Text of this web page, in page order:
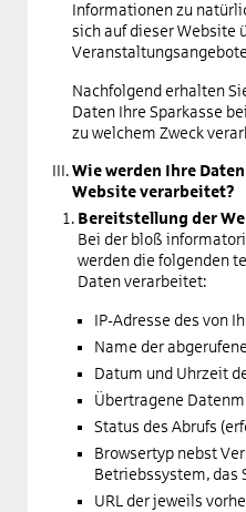
Informationen zu
sich auf dieser Website
Nachfolgend erhalten
Daten Ihre Sparkasse
zu welchem Zweck
Wie werden Ihre
Website verarbeitet?
Bereitstellung der
Bei der bloß
werden die folgenden
Daten verarbeitet:
IP-Adresse des von
Name der
Datum und Uhrzeit
Übertragene
Status des Abrufs
Browsertyp nebst
Betriebssystem, das
URL der jeweils